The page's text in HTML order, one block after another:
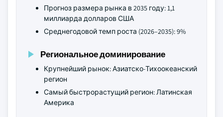
Прогноз размера рынка в 2035 году: 1,1
миллиарда долларов США
Среднегодовой темп роста (2026–2035): 9%
Региональное доминирование
Крупнейший рынок: Азиатско-Тихоокеанский
регион
Самый быстрорастущий регион: Латинская
Америка